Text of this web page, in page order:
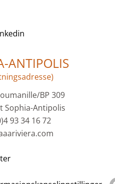
ANTIPOLIS
BP 309
Sophia-Antipolis
93 34 16 72